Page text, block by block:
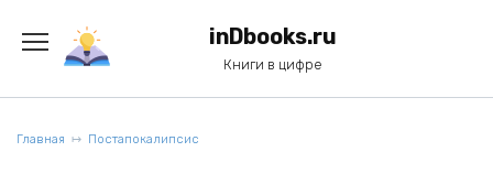
содержанию
inDbooks.ru
Книги в цифре
Главная Постапокалипсис